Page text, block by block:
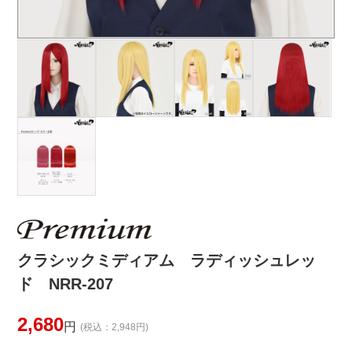
クラシックミディアム ラディッシュレッ
ド NRR-207
2,680円 (税込：2,948円)